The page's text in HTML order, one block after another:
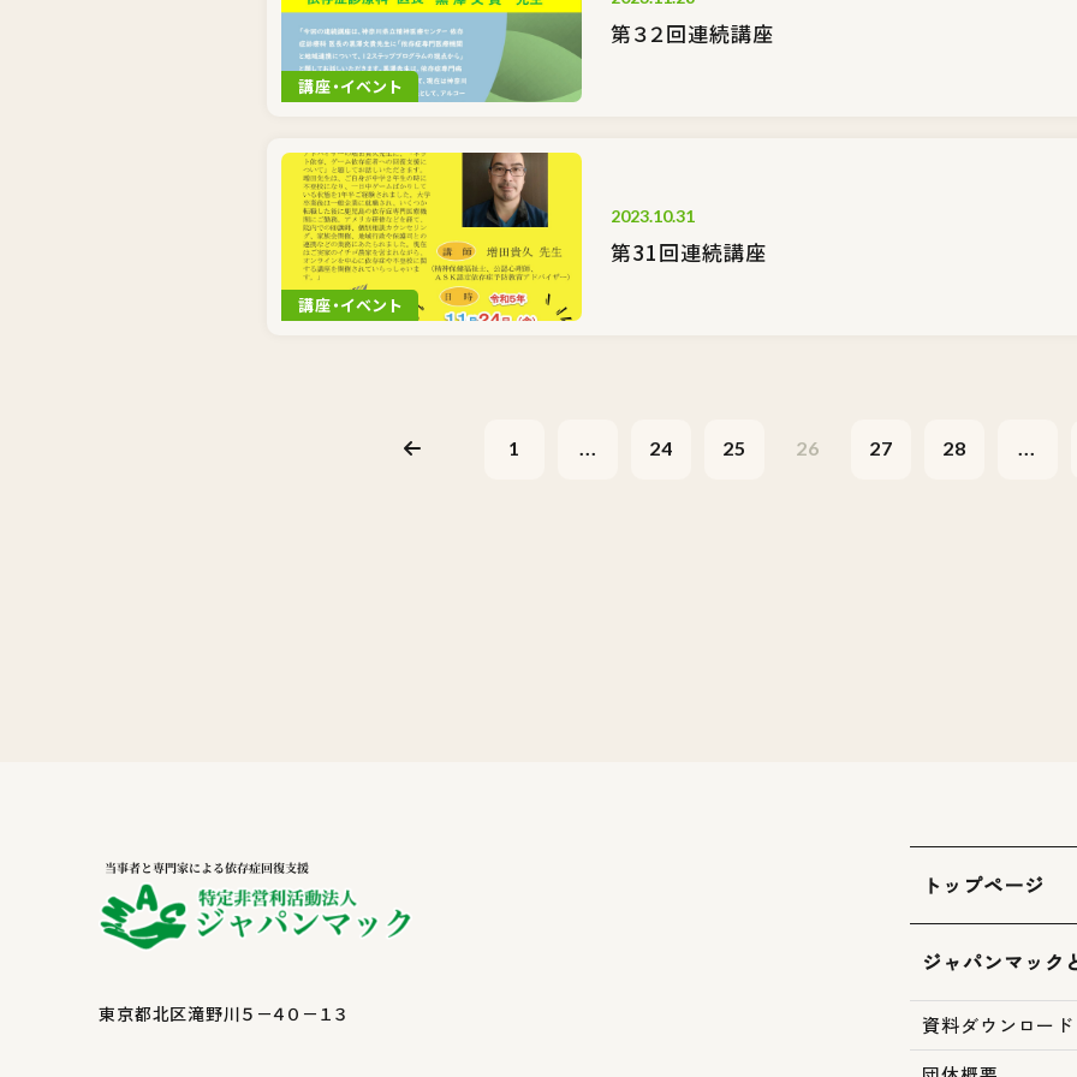
講座・イベント
第３２回連続講座
講座・イベント
2023.10.31
第31回連続講座
1 ... 24 25 26 27 28 ...
東京都北区滝野川５－４０－１３
トップページ
ジャパンマック
資料ダウンロード